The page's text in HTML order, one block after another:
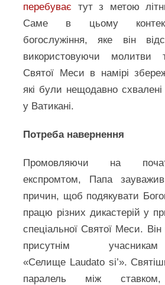
перебуває тут з метою
Саме в цьому
богослужіння, яке він
використовуючи молитви
Святої Меси в намірі
які були нещодавно схвалені
у Ватикані.
Потреба навернення
Промовляючи на
експромтом, Папа
причин, щоб подякувати
працю різних дикастерій у
спеціальної Святої Меси.
присутнім
«Селище Laudato si’».
паралель між